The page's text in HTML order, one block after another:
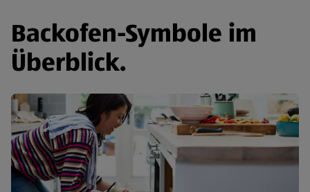
Backofen-Symbole im
Überblick.